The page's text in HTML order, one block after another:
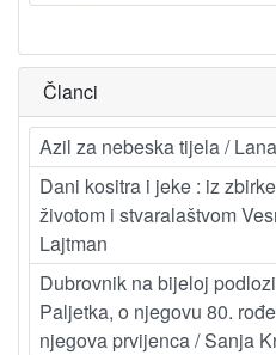
Članci
Azil za nebeska tijela /
Dani kositra i jeke : iz
životom i stvaralaštvom
Lajtman
Dubrovnik na bijeloj
Paljetka, o njegovu 80.
njegova prvijenca / Sanja